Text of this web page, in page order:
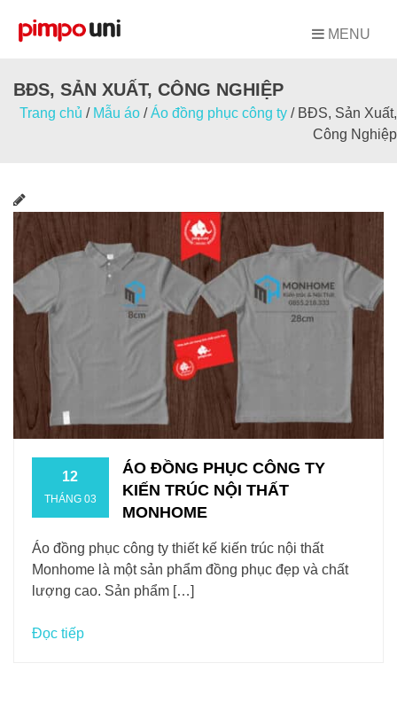
MENU
BĐS, SẢN XUẤT, CÔNG NGHIỆP
Trang chủ / Mẫu áo /Áo đồng phục công ty / BĐS, Sản Xuất,
Công Nghiệp
12
THÁNG 03
ÁO ĐỒNG PHỤC CÔNG TY
KIẾN TRÚC NỘI THẤT
MONHOME
Áo đồng phục công ty thiết kế kiến trúc nội thất
Monhome là một sản phẩm đồng phục đẹp và chất
lượng cao. Sản phẩm […]
Đọc tiếp